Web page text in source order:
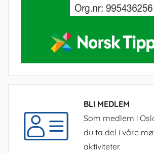
BLI MEDLEM
Som medlem i
du ta del i våre
aktiviteter.